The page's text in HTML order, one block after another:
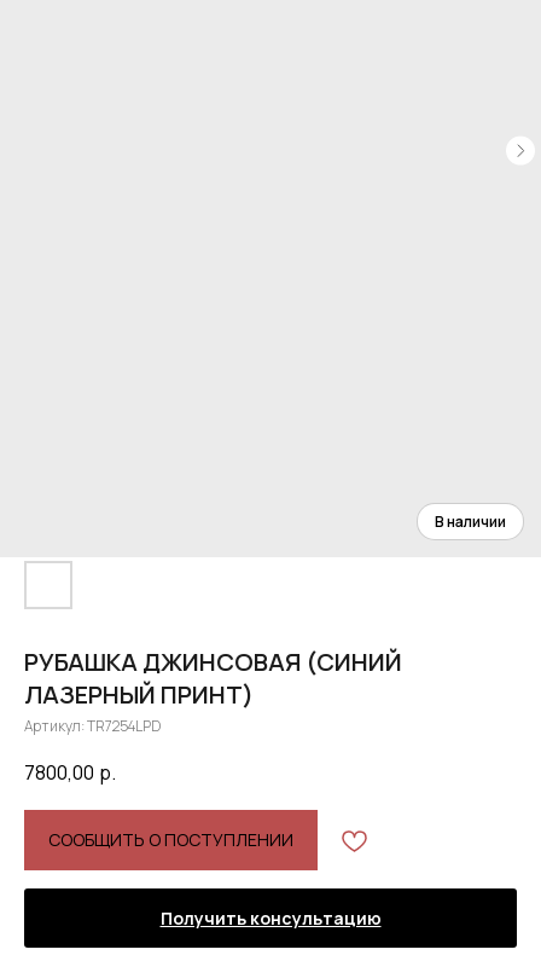
РУБАШКА ДЖИНСОВАЯ (СИНИЙ
ЛАЗЕРНЫЙ ПРИНТ)
Артикул:TR7254LPD
7800,00 р.
СООБЩИТЬ О ПОСТУПЛЕНИИ
Получить консультацию